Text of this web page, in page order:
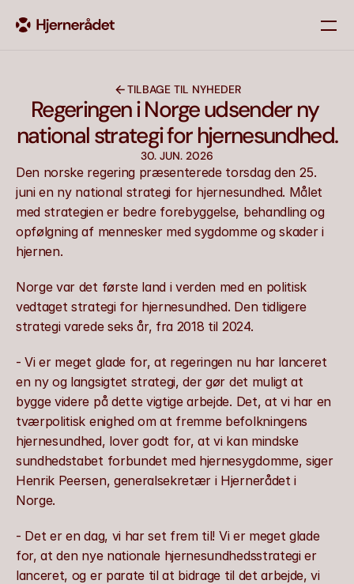
Nyheder
Vores medlemmer
TILBAGE TIL NYHEDER
Regeringen i Norge udsender ny
national strategi for hjernesundhed.
30. JUN. 2026
Den norske regering præsenterede torsdag den 25.
juni en ny national strategi for hjernesundhed. Målet
med strategien er bedre forebyggelse, behandling og
opfølgning af mennesker med sygdomme og skader i
hjernen.
Norge var det første land i verden med en politisk
vedtaget strategi for hjernesundhed. Den tidligere
strategi varede seks år, fra 2018 til 2024.
- Vi er meget glade for, at regeringen nu har lanceret
en ny og langsigtet strategi, der gør det muligt at
bygge videre på dette vigtige arbejde. Det, at vi har en
tværpolitisk enighed om at fremme befolkningens
hjernesundhed, lover godt for, at vi kan mindske
sundhedstabet forbundet med hjernesygdomme, siger
Henrik Peersen, generalsekretær i Hjernerådet i
Norge.
- Det er en dag, vi har set frem til! Vi er meget glade
for, at den nye nationale hjernesundhedsstrategi er
lanceret, og er parate til at bidrage til det arbejde, vi